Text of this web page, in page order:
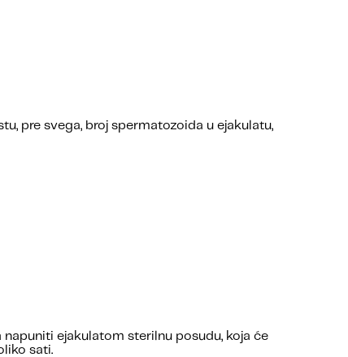
pre svega, broj spermatozoida u ejakulatu,
ejakulatom sterilnu posudu, koja će
sati.